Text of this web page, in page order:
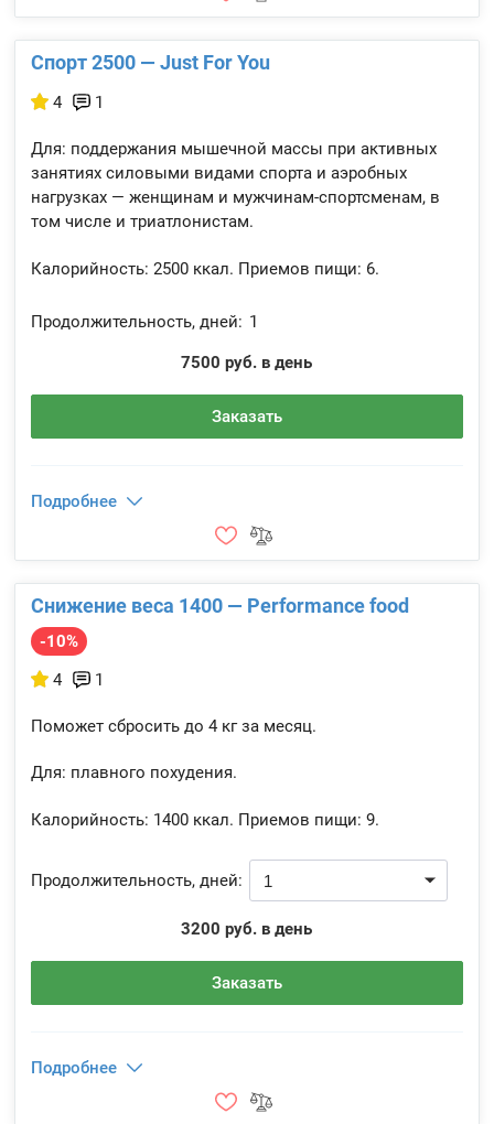
Спорт 2500 — Just For You
4 1
Для: поддержания мышечной массы при активных
занятиях силовыми видами спорта и аэробных
нагрузках — женщинам и мужчинам-спортсменам, в
том числе и триатлонистам.
Калорийность: 2500 ккал. Приемов пищи: 6.
Продолжительность, дней: 1
7500 руб. в день
Заказать
Подробнее
Снижение веса 1400 — Performance food
-10%
4
1
Поможет сбросить до 4 кг за месяц.
Для: плавного похудения.
Калорийность: 1400 ккал. Приемов пищи: 9.
Продолжительность, дней:
3200 руб. в день
Заказать
Подробнее